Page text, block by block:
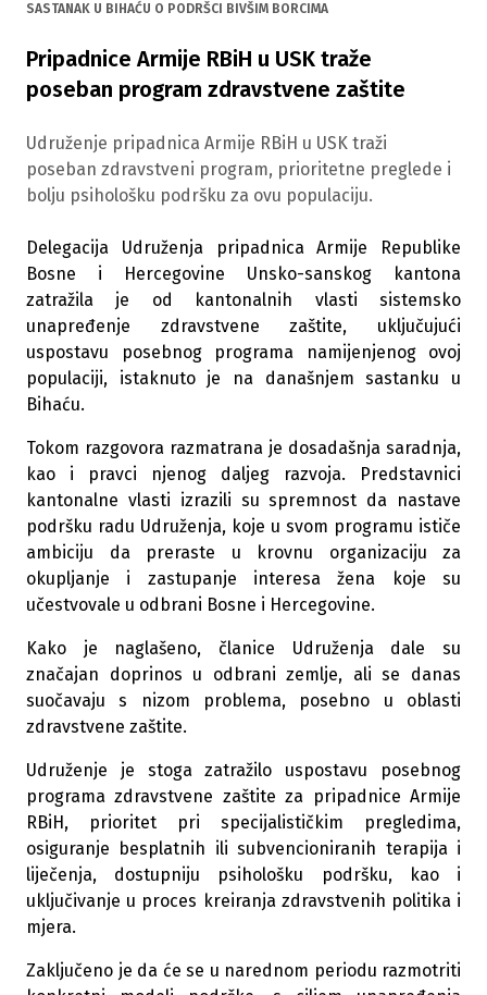
SASTANAK U BIHAĆU O PODRŠCI BIVŠIM BORCIMA
Pripadnice Armije RBiH u USK traže
poseban program zdravstvene zaštite
Udruženje pripadnica Armije RBiH u USK traži
poseban zdravstveni program, prioritetne preglede i
bolju psihološku podršku za ovu populaciju.
Delegacija Udruženja pripadnica Armije Republike
Bosne i Hercegovine Unsko-sanskog kantona
zatražila je od kantonalnih vlasti sistemsko
unapređenje zdravstvene zaštite, uključujući
uspostavu posebnog programa namijenjenog ovoj
populaciji, istaknuto je na današnjem sastanku u
Bihaću.
Tokom razgovora razmatrana je dosadašnja saradnja,
kao i pravci njenog daljeg razvoja. Predstavnici
kantonalne vlasti izrazili su spremnost da nastave
podršku radu Udruženja, koje u svom programu ističe
ambiciju da preraste u krovnu organizaciju za
okupljanje i zastupanje interesa žena koje su
učestvovale u odbrani Bosne i Hercegovine.
Kako je naglašeno, članice Udruženja dale su
značajan doprinos u odbrani zemlje, ali se danas
suočavaju s nizom problema, posebno u oblasti
zdravstvene zaštite.
Udruženje je stoga zatražilo uspostavu posebnog
programa zdravstvene zaštite za pripadnice Armije
RBiH, prioritet pri specijalističkim pregledima,
osiguranje besplatnih ili subvencioniranih terapija i
liječenja, dostupniju psihološku podršku, kao i
uključivanje u proces kreiranja zdravstvenih politika i
mjera.
Zaključeno je da će se u narednom periodu razmotriti